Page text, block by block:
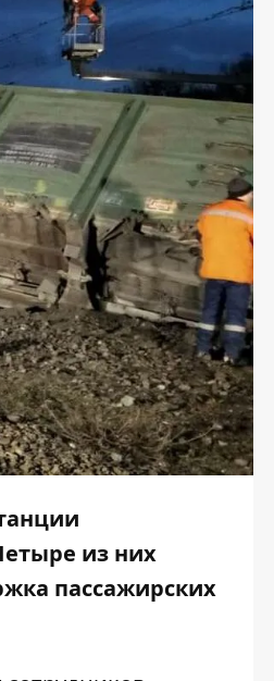
из них
пассажирских